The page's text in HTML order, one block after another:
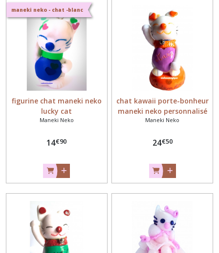
maneki neko - chat -blanc
figurine chat maneki neko
lucky cat
Maneki Neko
14€90
chat kawaii porte-bonheur
maneki neko personnalisé
Maneki Neko
24€50